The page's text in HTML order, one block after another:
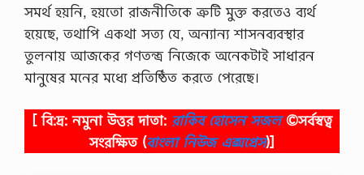
সমর্থ হয়নি, হয়তো রাজনীতিকে ত্রুটি মুক্ত করতেও ব্যর্থ
হয়েছে, তথাপি একথা সত্য যে, অন্যান্য শাসনব্যবস্থার
তুলনায় আজকের গণতন্ত্র নিজেকে অনেকটাই সাধারন
মানুষের মনের মধ্যে প্রতিষ্ঠিত করতে পেরেছে।
[ বি:দ্র: নমুনা উত্তর দাতা: রাকিব হোসেন সজল©সর্বস্বত্ব
সংরক্ষিত (বাংলা নিউজ এক্সপ্রেস)]